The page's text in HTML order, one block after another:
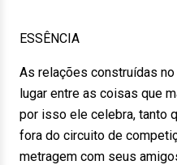
ESSÊNCIA
As relações construídas
lugar entre as coisas que
por isso ele celebra, tanto
fora do circuito de
metragem com seus